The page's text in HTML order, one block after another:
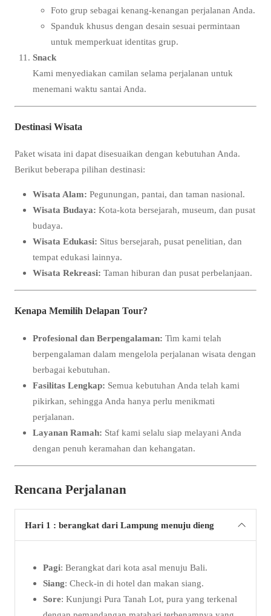
Foto grup sebagai kenang-kenangan perjalanan Anda.
Spanduk khusus dengan desain sesuai permintaan
untuk memperkuat identitas grup.
Snack
Kami menyediakan camilan selama perjalanan untuk
menemani waktu santai Anda.
Destinasi Wisata
Paket wisata ini dapat disesuaikan dengan kebutuhan Anda.
Berikut beberapa pilihan destinasi:
Wisata Alam: Pegunungan, pantai, dan taman nasional.
Wisata Budaya: Kota-kota bersejarah, museum, dan pusat
budaya.
Wisata Edukasi: Situs bersejarah, pusat penelitian, dan
tempat edukasi lainnya.
Wisata Rekreasi: Taman hiburan dan pusat perbelanjaan.
Kenapa Memilih Delapan Tour?
Profesional dan Berpengalaman: Tim kami telah
berpengalaman dalam mengelola perjalanan wisata dengan
berbagai kebutuhan.
Fasilitas Lengkap: Semua kebutuhan Anda telah kami
pikirkan, sehingga Anda hanya perlu menikmati
perjalanan.
Layanan Ramah: Staf kami selalu siap melayani Anda
dengan penuh keramahan dan kehangatan.
Rencana Perjalanan
Hari 1 : berangkat dari Lampung menuju dieng
Pagi: Berangkat dari kota asal menuju Bali.
Siang: Check-in di hotel dan makan siang.
Sore: Kunjungi Pura Tanah Lot, pura yang terkenal